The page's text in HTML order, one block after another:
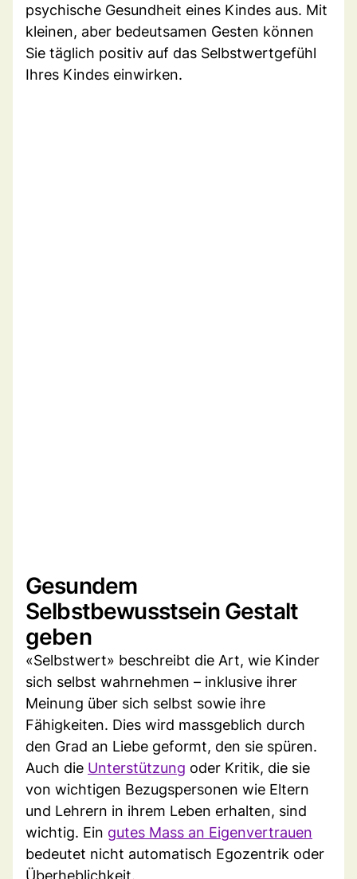
psychische Gesundheit eines Kindes aus. Mit
kleinen, aber bedeutsamen Gesten können
Sie täglich positiv auf das Selbstwertgefühl
Ihres Kindes einwirken.
Gesundem
Selbstbewusstsein Gestalt
geben
«Selbstwert» beschreibt die Art, wie Kinder
sich selbst wahrnehmen – inklusive ihrer
Meinung über sich selbst sowie ihre
Fähigkeiten. Dies wird massgeblich durch
den Grad an Liebe geformt, den sie spüren.
Auch die Unterstützung oder Kritik, die sie
von wichtigen Bezugspersonen wie Eltern
und Lehrern in ihrem Leben erhalten, sind
wichtig. Ein gutes Mass an Eigenvertrauen
bedeutet nicht automatisch Egozentrik oder
Überheblichkeit.